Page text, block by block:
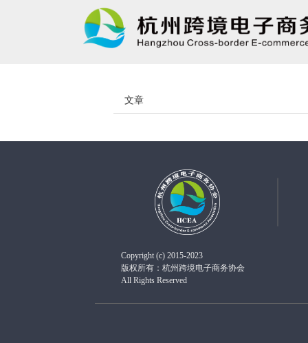
文章
Copyright (c) 2015-2023
版权所有：杭州跨境电子商务协会
All Rights Reserved